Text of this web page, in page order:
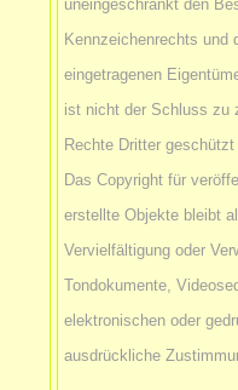
uneingeschränkt den
Kennzeichenrechts und
eingetragenen
ist nicht der Schluss zu
Rechte Dritter
Das Copyright für
erstellte Objekte bleibt
Vervielfältigung oder
Tondokumente,
elektronischen oder
ausdrückliche